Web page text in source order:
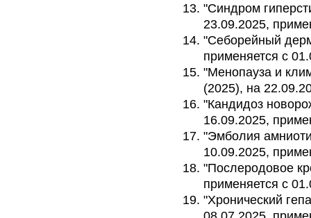
"Синдром
23.09.2025,
"Себорейный
применяется с
"Менопауза и
(2025), на
"Кандидоз
16.09.2025,
"Эмболия
10.09.2025,
"Послеродовое
применяется с
"Хронический